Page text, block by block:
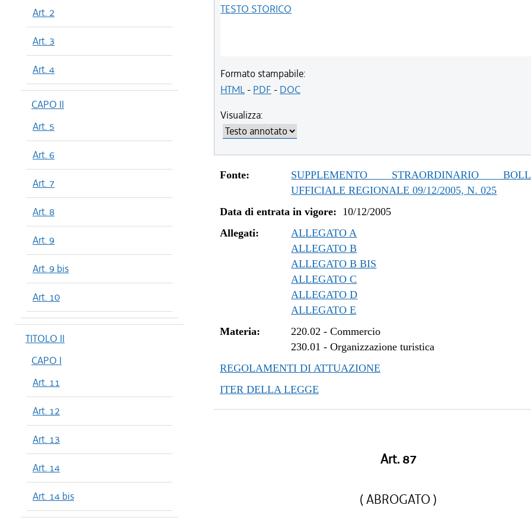
Art. 2
Art. 3
Art. 4
CAPO II
Art. 5
Art. 6
Art. 7
Art. 8
Art. 9
Art. 9 bis
Art. 10
TITOLO II
CAPO I
Art. 11
Art. 12
Art. 13
Art. 14
Art. 14 bis
TESTO STORICO
Formato stampabile:
HTML- PDF - DOC
Visualizza:
Fonte:
SUPPLEMENTO STRAORDINARIO
UFFICIALE REGIONALE 09/12/2005, N. 025
Data di entrata in vigore: 10/12/2005
Allegati:
ALLEGATO A
ALLEGATO B
ALLEGATO B BIS
ALLEGATO C
ALLEGATO D
ALLEGATO E
Materia:
220.02 -Commercio
230.01 -Organizzazione turistica
REGOLAMENTI DI ATTUAZIONE
ITER DELLA LEGGE
Art. 87
( ABROGATO )